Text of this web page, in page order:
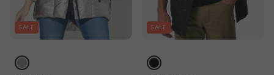
SALE SALE